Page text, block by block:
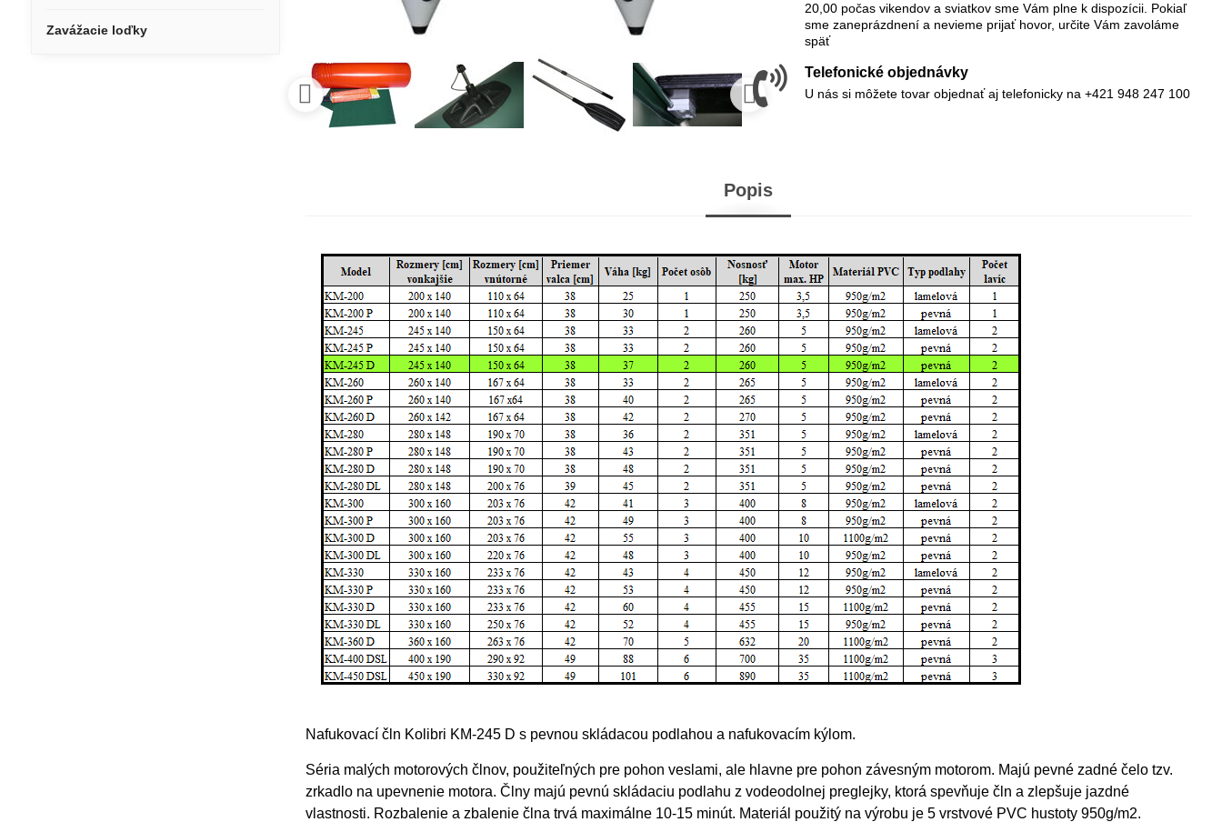
20,00 počas vikendov a sviatkov sme Vám plne k dispozícii. Pokiaľ
sme zaneprázdnení a nevieme prijať hovor, určite Vám zavoláme
späť
Telefonické objednávky
U nás si môžete tovar objednať aj telefonicky na +421 948 247 100
Popis
Nafukovací čln Kolibri KM-245 D s pevnou skládacou podlahou a nafukovacím kýlom.
Séria malých motorových člnov, použiteľných pre pohon veslami, ale hlavne pre pohon závesným motorom. Majú pevné zadné čelo tzv.
zrkadlo na upevnenie motora. Člny majú pevnú skládaciu podlahu z vodeodolnej preglejky, ktorá spevňuje čln a zlepšuje jazdné
vlastnosti. Rozbalenie a zbalenie člna trvá maximálne 10-15 minút. Materiál použitý na výrobu je 5 vrstvové PVC hustoty 950g/m2.
Zavážacie loďky